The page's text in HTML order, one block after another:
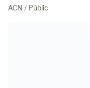
ACN / Públic